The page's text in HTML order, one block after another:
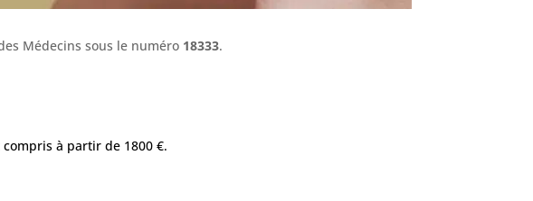
Médecins sous le numéro 18333.
à partir de 1800 €.